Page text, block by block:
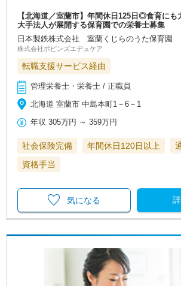
【北海道／室蘭市】年間休日125日◎食育にも
大手法人が展開する保育園での栄養士募集
日本製鉄株式会社 室蘭くじらのうた保育園
株式会社ポピンズエデュケア
転職支援サービス経由
管理栄養士・栄養士 / 正職員
北海道 室蘭市 中島本町1－6－1
年収 305万円 ～359万円
社会保険完備 年間休日120日以上
資格手当
気になる